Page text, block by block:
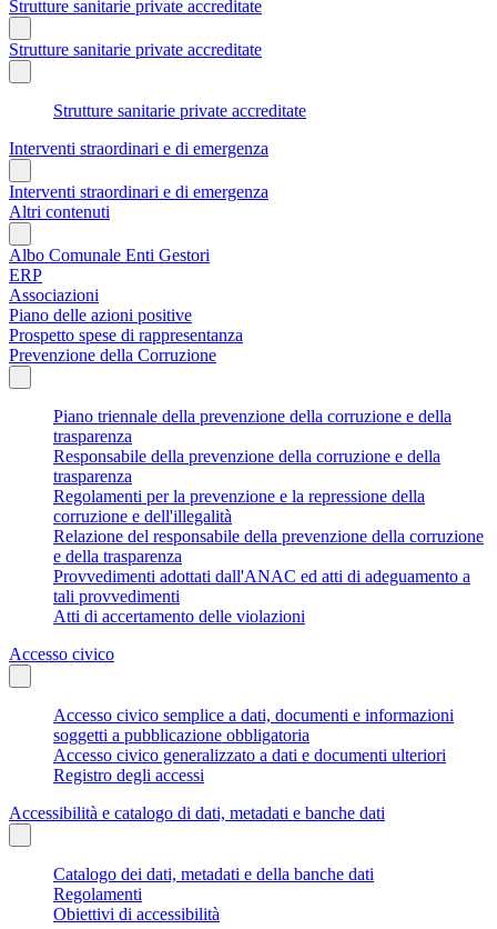
Strutture sanitarie private accreditate
Strutture sanitarie private accreditate
Strutture sanitarie private accreditate
Interventi straordinari e di emergenza
Interventi straordinari e di emergenza
Altri contenuti
Albo Comunale Enti Gestori
ERP
Associazioni
Piano delle azioni positive
Prospetto spese di rappresentanza
Prevenzione della Corruzione
Piano triennale della prevenzione della corruzione e della
trasparenza
Responsabile della prevenzione della corruzione e della
trasparenza
Regolamenti per la prevenzione e la repressione della
corruzione e dell'illegalità
Relazione del responsabile della prevenzione della corruzione
e della trasparenza
Provvedimenti adottati dall'ANAC ed atti di adeguamento a
tali provvedimenti
Atti di accertamento delle violazioni
Accesso civico
Accesso civico semplice a dati, documenti e informazioni
soggetti a pubblicazione obbligatoria
Accesso civico generalizzato a dati e documenti ulteriori
Registro degli accessi
Accessibilità e catalogo di dati, metadati e banche dati
Catalogo dei dati, metadati e della banche dati
Regolamenti
Obiettivi di accessibilità